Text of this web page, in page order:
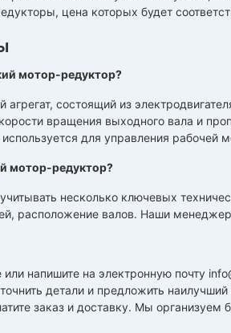
цена которых будет
мотор-редуктор?
агрегат, состоящий из
вращения выходного вала и
для управления
мотор-редуктор?
несколько ключевых
расположение валов. Наши
или напишите на электронную почту
детали и предложить
заказ и доставку. Мы